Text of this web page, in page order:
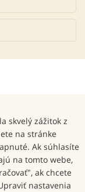
skvelý zážitok z
na stránke
Ak súhlasíte
na tomto webe,
ak chcete
nastavenia